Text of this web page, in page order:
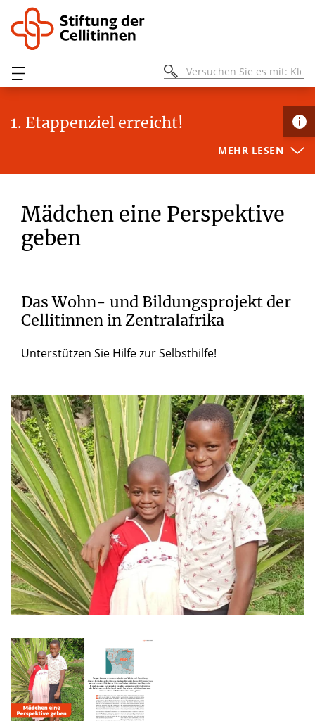
1. Etappenziel erreicht!
MEHR LESEN
Mädchen eine Perspektive
geben
Das Wohn- und Bildungsprojekt der
Cellitinnen in Zentralafrika
Unterstützen Sie Hilfe zur Selbsthilfe!